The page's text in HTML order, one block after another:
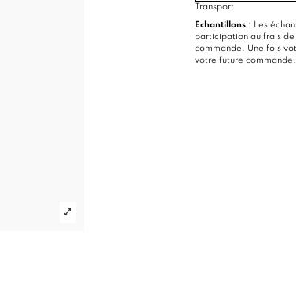
Transport
Echantillons: Les
participation au frais
commande. Une fois
votre future